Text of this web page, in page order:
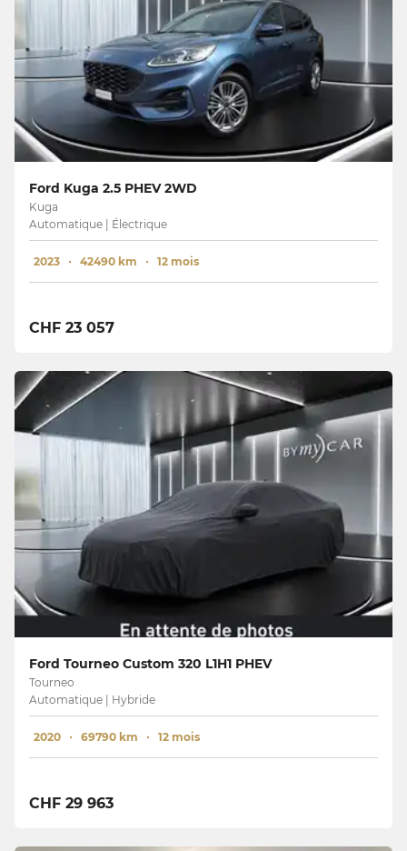
Ford Kuga 2.5 PHEV 2WD
Kuga
Automatique | Électrique
2023 42490 km 12 mois
CHF 23 057
Ford Tourneo Custom 320 L1H1 PHEV
Tourneo
Automatique | Hybride
2020 69790 km 12 mois
CHF 29 963